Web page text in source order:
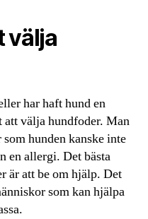
välja
har haft hund en
att välja hundfoder. Man
hunden kanske inte
en allergi. Det bästa
är att be om hjälp. Det
som kan hjälpa